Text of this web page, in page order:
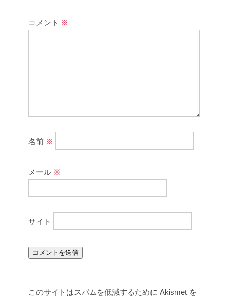
コメント ※
名前 ※
メール ※
サイト
このサイトはスパムを低減するために Akismet を